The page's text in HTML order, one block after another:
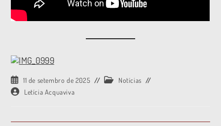
11 de setembro de 2025
Notícias
Letícia Acquaviva